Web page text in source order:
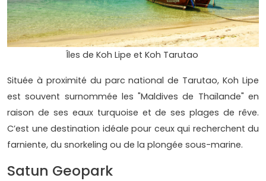
Îles de Koh Lipe et Koh Tarutao
Située à proximité du parc national de Tarutao, Koh Lipe
est souvent surnommée les "Maldives de Thaïlande" en
raison de ses eaux turquoise et de ses plages de rêve.
C’est une destination idéale pour ceux qui recherchent du
farniente, du snorkeling ou de la plongée sous-marine.
Satun Geopark